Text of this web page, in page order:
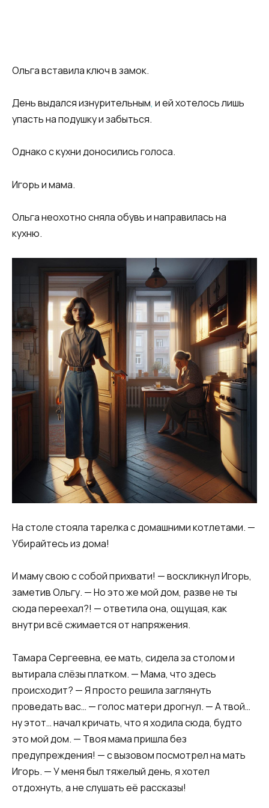
Ольга вставила ключ в замок.
День выдался изнурительным, и ей хотелось лишь
упасть на подушку и забыться.
Однако с кухни доносились голоса.
Игорь и мама.
Ольга неохотно сняла обувь и направилась на
кухню.
На столе стояла тарелка с домашними котлетами. —
Убирайтесь из дома!
И маму свою с собой прихвати! — воскликнул Игорь,
заметив Ольгу. — Но это же мой дом, разве не ты
сюда переехал?! — ответила она, ощущая, как
внутри всё сжимается от напряжения.
Тамара Сергеевна, ее мать, сидела за столом и
вытирала слёзы платком. — Мама, что здесь
происходит? — Я просто решила заглянуть
проведать вас… — голос матери дрогнул. — А твой…
ну этот… начал кричать, что я ходила сюда, будто
это мой дом. — Твоя мама пришла без
предупреждения! — с вызовом посмотрел на мать
Игорь. — У меня был тяжелый день, я хотел
отдохнуть, а не слушать её рассказы!